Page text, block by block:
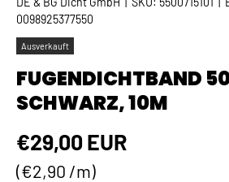
0098925377550
Ausverkauft
FUGENDICHTBAND
SCHWARZ, 10M
Normaler Preis
€29,00 EUR
Grundpreis
€2,90 /m